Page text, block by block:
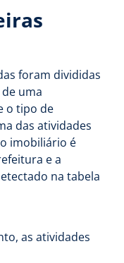
foram divididas
uma
o tipo de
das atividades
imobiliário é
e a
na tabela
as atividades